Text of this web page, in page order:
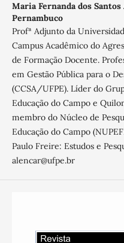
Maria Fernanda dos Santos
Pernambuco
Profª Adjunto da
Campus Acadêmico do
de Formação Docente.
em Gestão Pública para o
(CCSA/UFPE). Líder do
Educação do Campo e
membro do Núcleo de
Educação do Campo
Paulo Freire: Estudos e
alencar@ufpe.br